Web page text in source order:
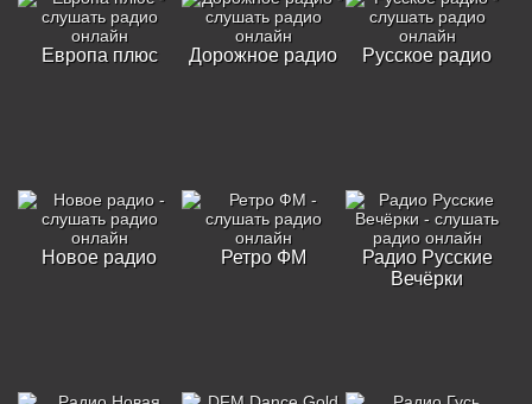
Европа плюс Дорожное радио Русское радио
Новое радио Ретро ФМ
Радио Русские
Вечёрки